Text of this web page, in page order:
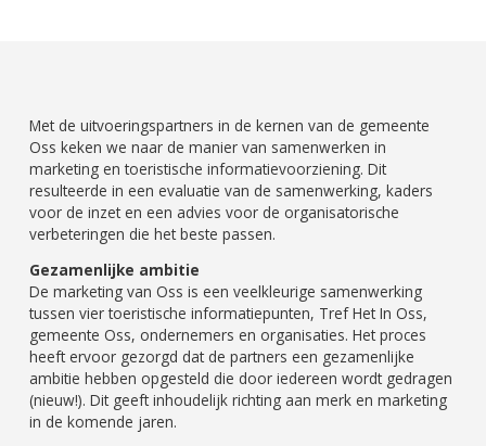
Met de uitvoeringspartners in de kernen van de gemeente
Oss keken we naar de manier van samenwerken in
marketing en toeristische informatievoorziening. Dit
resulteerde in een evaluatie van de samenwerking, kaders
voor de inzet en een advies voor de organisatorische
verbeteringen die het beste passen.
Gezamenlijke ambitie
De marketing van Oss is een veelkleurige samenwerking
tussen vier toeristische informatiepunten, Tref Het In Oss,
gemeente Oss, ondernemers en organisaties. Het proces
heeft ervoor gezorgd dat de partners een gezamenlijke
ambitie hebben opgesteld die door iedereen wordt gedragen
(nieuw!). Dit geeft inhoudelijk richting aan merk en marketing
in de komende jaren.